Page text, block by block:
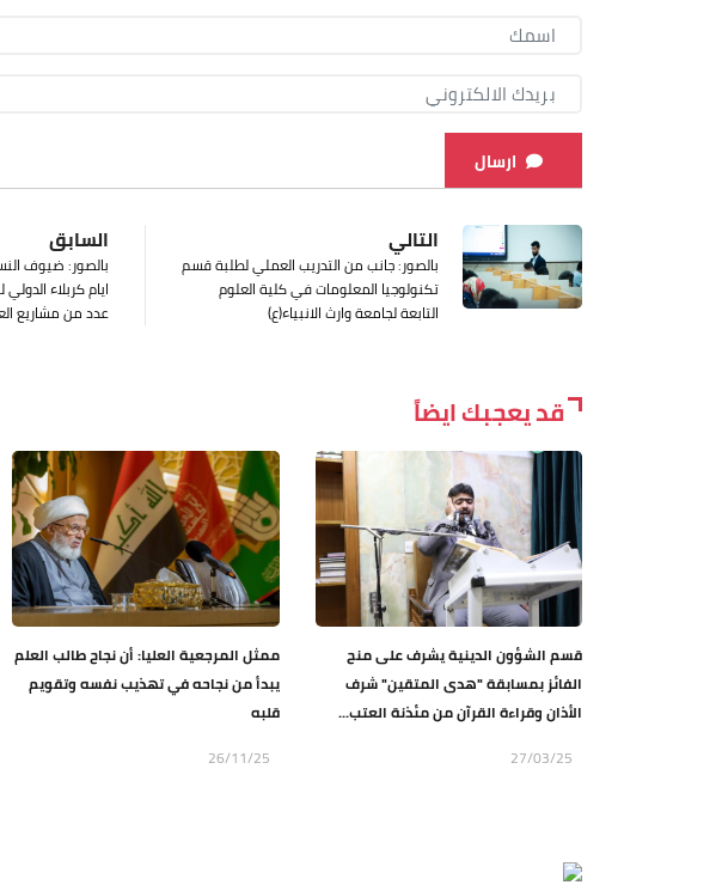
ارسال
السابق
بالصور: ضيوف
ايام كربلاء
عدد من مشاريع
التالي
بالصور: جانب من التدريب العملي لطلبة قسم
تكنولوجيا المعلومات في كلية العلوم
التابعة لجامعة وارث الانبياء(ع)
قد يعجبك ايضاً
قسم الشؤون الدينية يشرف على منح
الفائز بمسابقة "هدى المتقين" شرف
الأذان وقراءة القرآن من مئذنة العتب...
27/03/25
ممثل المرجعية العليا: أن نجاح طالب العلم
يبدأ من نجاحه في تهذيب نفسه وتقويم
قلبه
26/11/25